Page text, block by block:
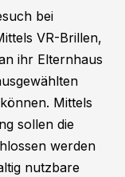
bei
VR-Brillen,
ihr Elternhaus
Mittels
sollen die
werden
nutzbare